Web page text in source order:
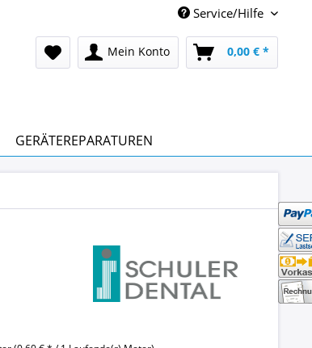
Service/Hilfe
Mein Konto 0,00 € *
GERÄTEREPARATUREN